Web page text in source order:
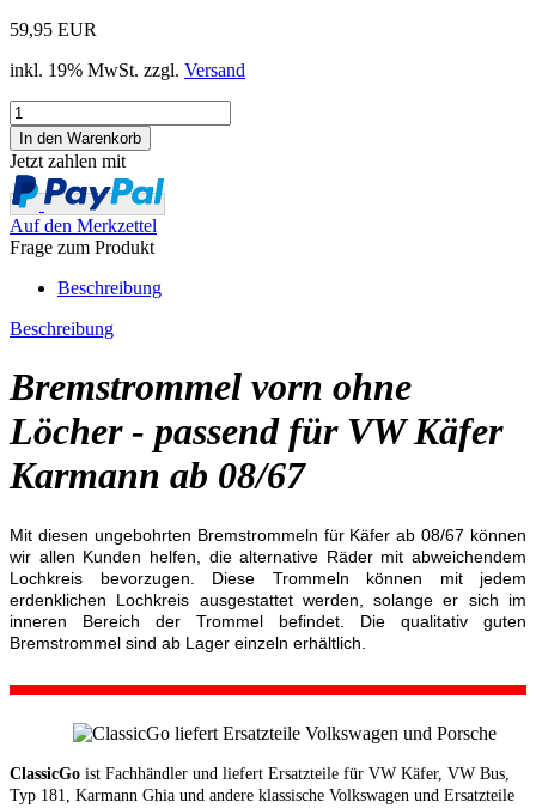
59,95 EUR
inkl. 19% MwSt. zzgl. Versand
Jetzt zahlen mit
Auf den Merkzettel
Frage zum Produkt
Beschreibung
Beschreibung
Bremstrommel vorn ohne
Löcher - passend für VW Käfer
Karmann ab 08/67
Mit diesen ungebohrten Bremstrommeln für Käfer ab 08/67 können
wir allen Kunden helfen, die alternative Räder mit abweichendem
Lochkreis bevorzugen. Diese Trommeln können mit jedem
erdenklichen Lochkreis ausgestattet werden, solange er sich im
inneren Bereich der Trommel befindet. Die qualitativ guten
Bremstrommel sind ab Lager einzeln erhältlich.
ClassicGo ist Fachhändler und liefert Ersatzteile für VW Käfer, VW Bus,
Typ 181, Karmann Ghia und andere klassische Volkswagen und Ersatzteile